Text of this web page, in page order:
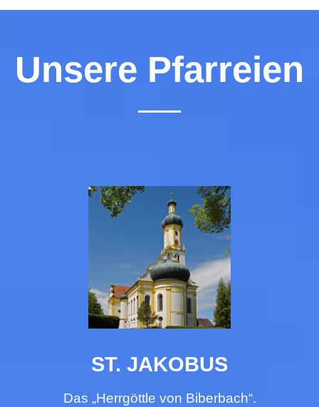
Unsere Pfarreien
ST. JAKOBUS
Das „Herrgöttle von Biberbach“.